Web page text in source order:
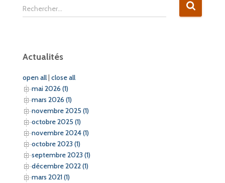
R
e
r
h
e
r
Rechercher…
Actualités
open all| close all
mai 2026 (1)
mars 2026 (1)
novembre 2025 (1)
octobre 2025 (1)
novembre 2024 (1)
octobre 2023 (1)
septembre 2023 (1)
décembre 2022 (1)
mars 2021 (1)